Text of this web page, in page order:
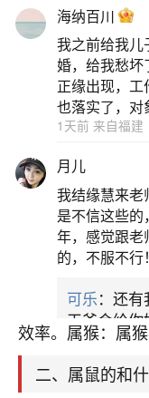
问题，但是小问
就这个问题给大
一、属鼠最佳
属鼠最佳婚
分析如下：属龙
处理事务时能给
束缚。其积极乐
其突破安于现状
心态解决，形成
能力与属龙者果
效率。属猴：属
二、属鼠的和
海纳百川
我之前给我儿
婚，给我愁坏
正缘出现，
也落实了，对
1天前 来自福建
月儿
我结缘慧来老
是不信这些
年，感觉跟老
的，不服不行！
可乐：还
天爷会给你
哪样不服都
平安是福：
卦，认识老